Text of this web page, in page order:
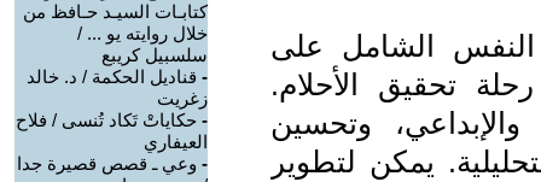
النفس الشامل على
تحقيق الأحلام.
وتحسين
يمكن لتطوير
كتابـات السيـد حـافظ من
خلال روايته يو ... /
سلسبيل كريبع
- قناديل الحكمة / د. خالد
زغريت
- حكاياتْ تَكاد تُنسى / فلاح
العيفاري
- وعي ـ قصص قصيرة جدا